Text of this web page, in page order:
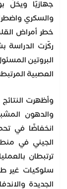
جهازيًا ويخلّ
والسكري
خطر أمراض
ركّزت الدراسة
البروتين
العصبية
وأظهرت النتائج
انخفاضًا في
الجيني في
ترتبطان
سلوكيات غير
الجديدة